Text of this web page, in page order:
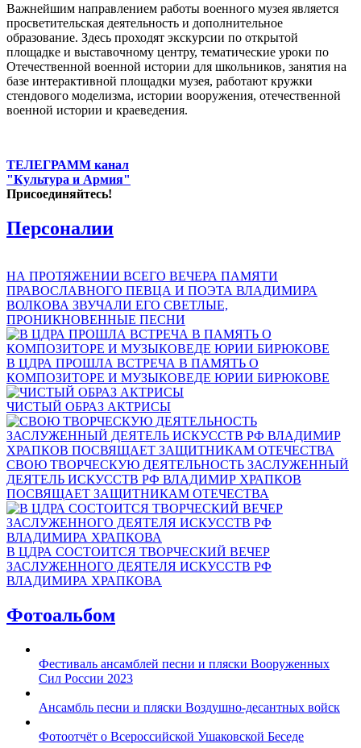
Важнейшим направлением работы военного музея является
просветительская деятельность и дополнительное
образование. Здесь проходят экскурсии по открытой
площадке и выставочному центру, тематические уроки по
Отечественной военной истории для школьников, занятия на
базе интерактивной площадки музея, работают кружки
стендового моделизма, истории вооружения, отечественной
военной истории и краеведения.
ТЕЛЕГРАММ канал
"Культура и Армия"
Присоединяйтесь!
Персоналии
НА ПРОТЯЖЕНИИ ВСЕГО ВЕЧЕРА ПАМЯТИ
ПРАВОСЛАВНОГО ПЕВЦА И ПОЭТА ВЛАДИМИРА
ВОЛКОВА ЗВУЧАЛИ ЕГО СВЕТЛЫЕ,
ПРОНИКНОВЕННЫЕ ПЕСНИ
В ЦДРА ПРОШЛА ВСТРЕЧА В ПАМЯТЬ О
КОМПОЗИТОРЕ И МУЗЫКОВЕДЕ ЮРИИ БИРЮКОВЕ
ЧИСТЫЙ ОБРАЗ АКТРИСЫ
СВОЮ ТВОРЧЕСКУЮ ДЕЯТЕЛЬНОСТЬ ЗАСЛУЖЕННЫЙ
ДЕЯТЕЛЬ ИСКУССТВ РФ ВЛАДИМИР ХРАПКОВ
ПОСВЯЩАЕТ ЗАЩИТНИКАМ ОТЕЧЕСТВА
В ЦДРА СОСТОИТСЯ ТВОРЧЕСКИЙ ВЕЧЕР
ЗАСЛУЖЕННОГО ДЕЯТЕЛЯ ИСКУССТВ РФ
ВЛАДИМИРА ХРАПКОВА
Фотоальбом
Фестиваль ансамблей песни и пляски Вооруженных
Сил России 2023
Ансамбль песни и пляски Воздушно-десантных войск
Фотоотчёт о Всероссийской Ушаковской Беседе